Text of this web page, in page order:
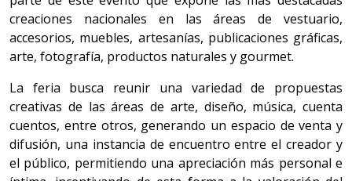
creaciones nacionales en las áreas de vestuario,
accesorios, muebles, artesanías, publicaciones gráficas,
arte, fotografía, productos naturales y gourmet.
La feria busca reunir una variedad de propuestas
creativas de las áreas de arte, diseño, música, cuenta
cuentos, entre otros, generando un espacio de venta y
difusión, una instancia de encuentro entre el creador y
el público, permitiendo una apreciación más personal e